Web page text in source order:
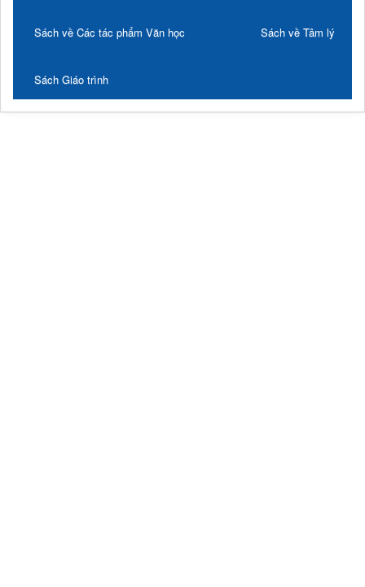
Sách về Các tác phẩm Văn học Sách về Tâm lý
Sách Giáo trình